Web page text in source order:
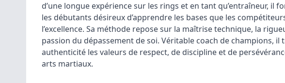
d’une longue expérience sur les rings et en tant qu’entraîneur, il
les débutants désireux d’apprendre les bases que les
l’excellence. Sa méthode repose sur la maîtrise technique, la
passion du dépassement de soi. Véritable coach de champions, il
authenticité les valeurs de respect, de discipline et de
arts martiaux.